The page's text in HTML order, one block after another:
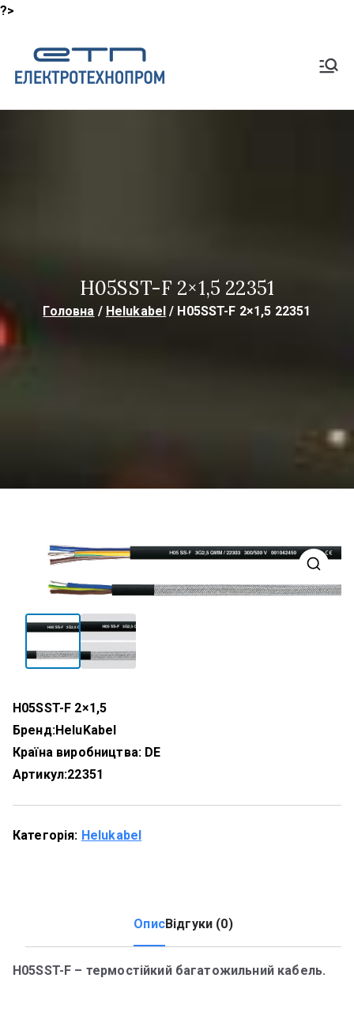
?>
вмісту
H05SST-F 2×1,5 22351
Головна Helukabel H05SST-F 2×1,5 22351
H05SST-F 2×1,5
Бренд:HeluKabel
Країна виробництва: DE
Артикул:22351
Категорія: Helukabel
ОписВідгуки (0)
H05SST-F – термостійкий багатожильний кабель.